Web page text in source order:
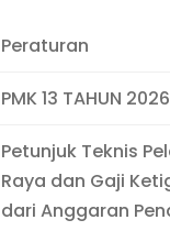
Peraturan
PMK 13 TAHUN 2026
Petunjuk Teknis
Raya dan Gaji
dari Anggaran